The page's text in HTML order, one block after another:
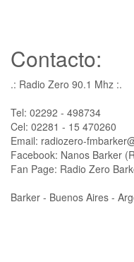
Contacto:
.: Radio Zero 90.1 Mhz :.
Tel: 02292 - 498734
Cel: 02281 - 15 470260
Email: radiozero-
Facebook: Nanos Barker
Fan Page: Radio Zero
Barker - Buenos Aires -